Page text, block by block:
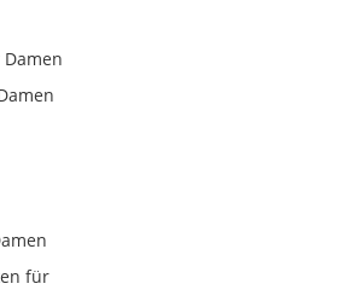
für